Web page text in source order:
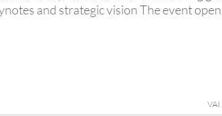
and strategic vision The event
VAI